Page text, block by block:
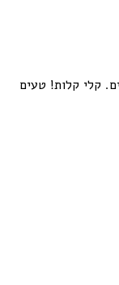
קלי קלות! טעים